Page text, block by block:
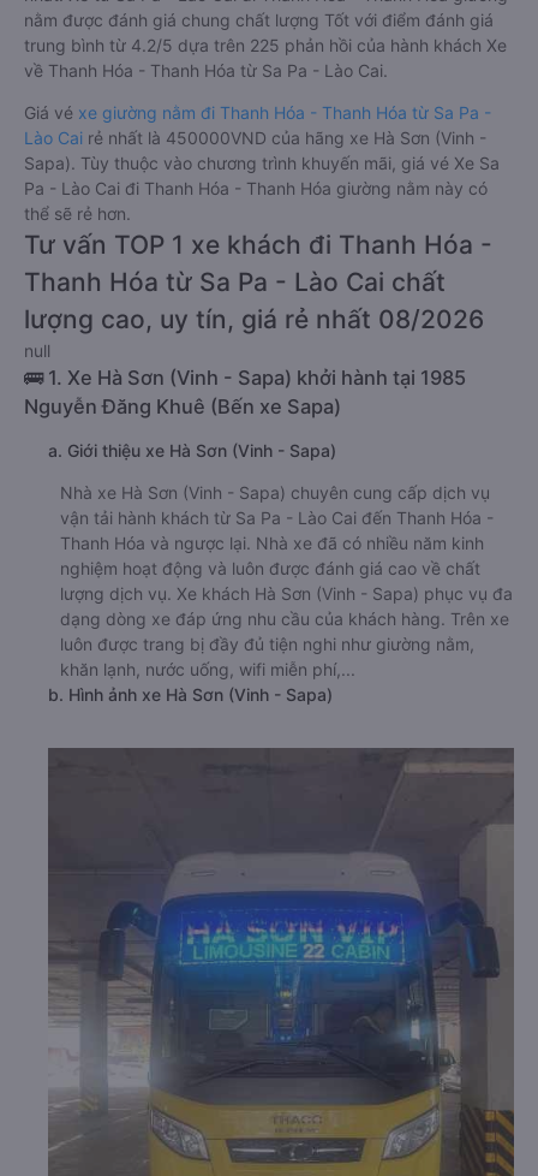
nằm được đánh giá chung chất lượng Tốt với điểm đánh giá
trung bình từ 4.2/5 dựa trên 225 phản hồi của hành khách Xe
về Thanh Hóa - Thanh Hóa từ Sa Pa - Lào Cai.
Giá vé xe giường nằm đi Thanh Hóa - Thanh Hóa từ Sa Pa -
Lào Cai rẻ nhất là 450000VND của hãng xe Hà Sơn (Vinh -
Sapa). Tùy thuộc vào chương trình khuyến mãi, giá vé Xe Sa
Pa - Lào Cai đi Thanh Hóa - Thanh Hóa giường nằm này có
thể sẽ rẻ hơn.
Tư vấn TOP 1 xe khách đi Thanh Hóa -
Thanh Hóa từ Sa Pa - Lào Cai chất
lượng cao, uy tín, giá rẻ nhất 08/2026
null
🚌 1. Xe Hà Sơn (Vinh - Sapa) khởi hành tại 1985
Nguyễn Đăng Khuê (Bến xe Sapa)
a. Giới thiệu xe Hà Sơn (Vinh - Sapa)
Nhà xe Hà Sơn (Vinh - Sapa) chuyên cung cấp dịch vụ
vận tải hành khách từ Sa Pa - Lào Cai đến Thanh Hóa -
Thanh Hóa và ngược lại. Nhà xe đã có nhiều năm kinh
nghiệm hoạt động và luôn được đánh giá cao về chất
lượng dịch vụ. Xe khách Hà Sơn (Vinh - Sapa) phục vụ đa
dạng dòng xe đáp ứng nhu cầu của khách hàng. Trên xe
luôn được trang bị đầy đủ tiện nghi như giường nằm,
khăn lạnh, nước uống, wifi miễn phí,...
b. Hình ảnh xe Hà Sơn (Vinh - Sapa)